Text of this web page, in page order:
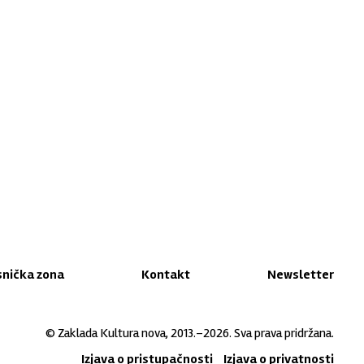
zona Kontakt Newsletter
© Zaklada Kultura nova, 2013.–2026. Sva prava pridržana.
Izjava o pristupačnosti
Izjava o privatnosti